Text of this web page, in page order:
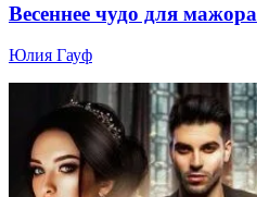
Весеннее чудо для мажора
Юлия Гауф